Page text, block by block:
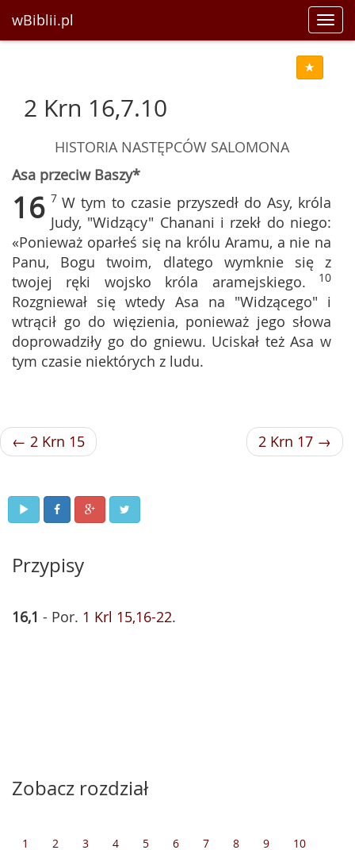
wBiblii.pl
2 Krn 16,7.10
HISTORIA NASTĘPCÓW SALOMONA
Asa przeciw Baszy*
16 7W tym to czasie przyszedł do Asy, króla
Judy, "Widzący" Chanani i rzekł do niego:
«Ponieważ oparłeś się na królu Aramu, a nie na
Panu, Bogu twoim, dlatego wymknie się z
twojej ręki wojsko króla aramejskiego. 10
Rozgniewał się wtedy Asa na "Widzącego" i
wtrącił go do więzienia, ponieważ jego słowa
doprowadziły go do gniewu. Uciskał też Asa w
tym czasie niektórych z ludu.
← 2 Krn 15 2 Krn 17 →
Przypisy
16,1 - Por. 1 Krl 15,16-22.
Zobacz rozdział
1 2 3 4 5 6 7 8 9
10